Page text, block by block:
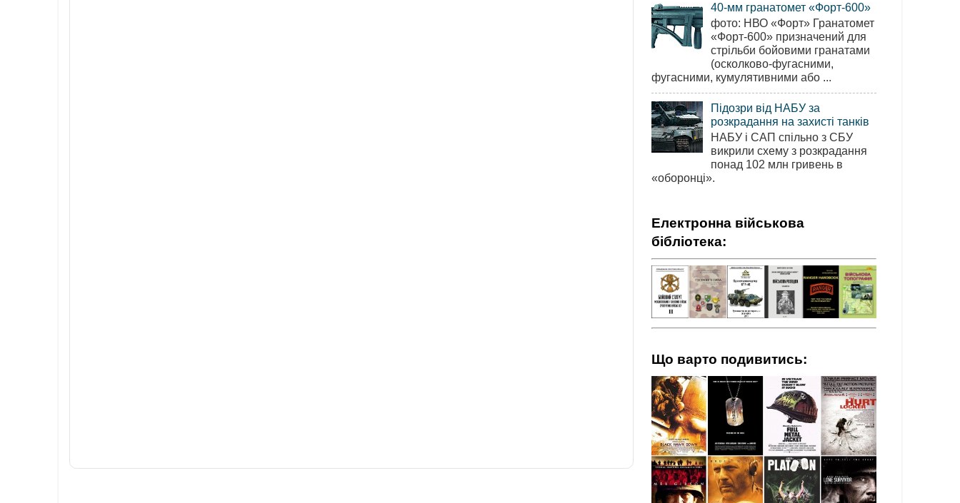
40-мм гранатомет «Форт-600»
фото: НВО «Форт» Гранатомет
«Форт-600» призначений для
стрільби бойовими гранатами
(осколково-фугасними,
фугасними, кумулятивними або ...
Підозри від НАБУ за
розкрадання на захисті танків
НАБУ і САП спільно з СБУ
викрили схему з розкрадання
понад 102 млн гривень в
«оборонці».
Електронна військова
бібліотека:
Що варто подивитись: